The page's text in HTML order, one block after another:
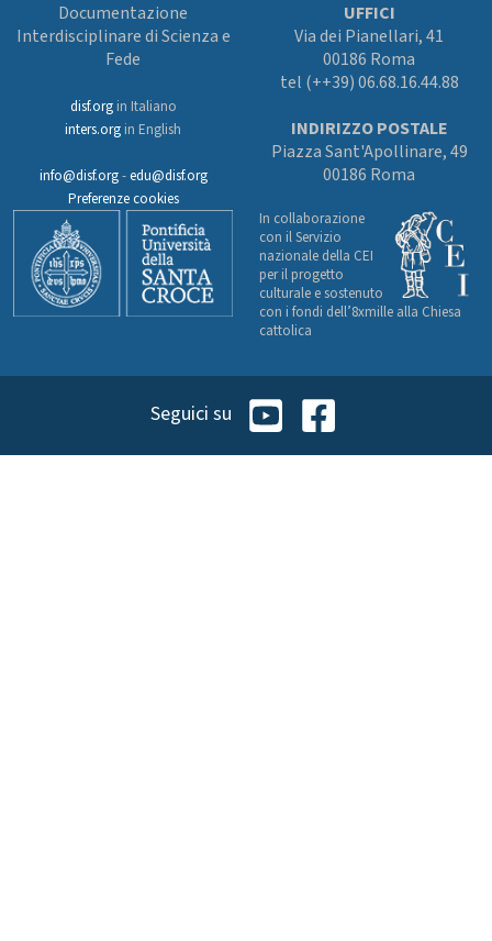
Documentazione
Interdisciplinare di Scienza e
Fede
disf.orgin Italiano
inters.org in English
info@disf.org-edu@disf.org
Preferenze cookies
UFFICI
Via dei Pianellari, 41
00186 Roma
tel (++39) 06.68.16.44.88
INDIRIZZO POSTALE
Piazza Sant'Apollinare, 49
00186 Roma
In collaborazione
con il Servizio
nazionale della CEI
per il progetto
culturale e sostenuto
con i fondi dell’8xmille alla Chiesa
cattolica
Seguici su